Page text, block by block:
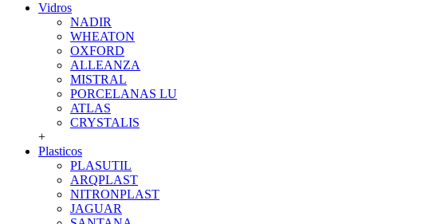
Vidros
NADIR
WHEATON
OXFORD
ALLEANZA
MISTRAL
PORCELANAS LU
ATLAS
CRYSTALIS
+
Plasticos
PLASUTIL
ARQPLAST
NITRONPLAST
JAGUAR